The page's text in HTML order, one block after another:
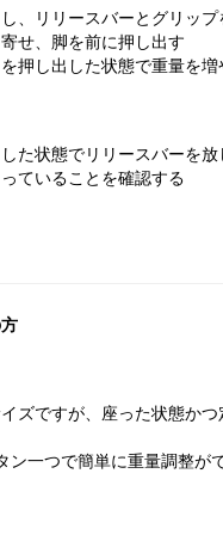
、リリースバーとグリッ
せ、脚を前に押し出す
押し出した状態で重量を増
た状態でリリースバーを
ていることを確認する
ズですが、座った状態か
ン一つで簡単に重量調整が